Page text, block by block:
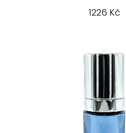
1226 Kč